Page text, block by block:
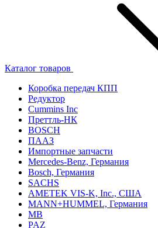
Каталог товаров
Коробка передач КПП
Редуктор
Cummins Inc
Преттль-НК
BOSCH
ПААЗ
Импортные запчасти
Mercedes-Benz, Германия
Bosch, Германия
SACHS
AMETEK VIS-K, Inc., США
MANN+HUMMEL, Германия
MB
PAZ